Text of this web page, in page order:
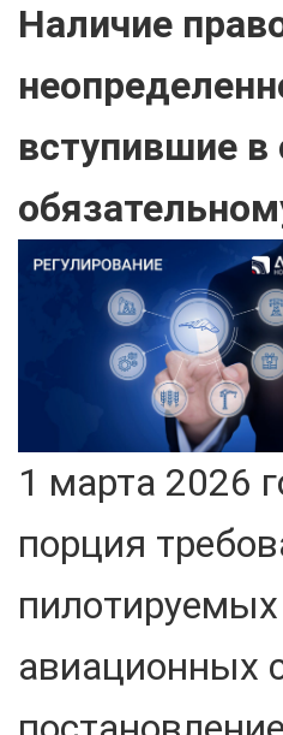
Наличие
вступившие в
1 марта 2026
порция
авиационных